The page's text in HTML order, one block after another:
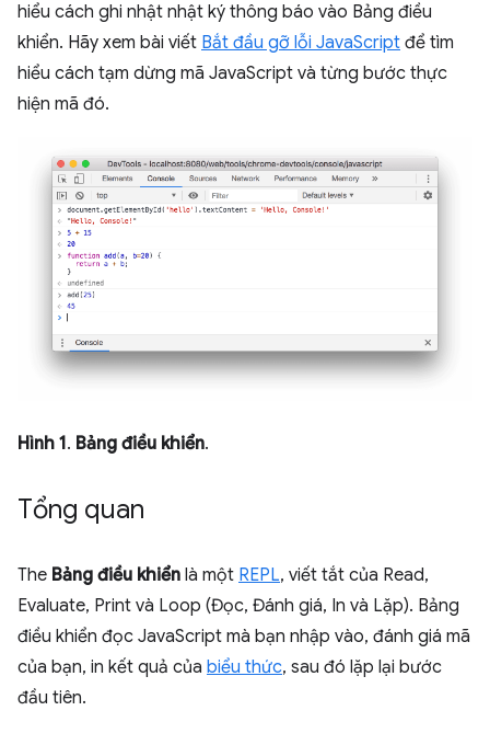
hiểu cách ghi nhật nhật ký thông báo vào Bảng điều
khiển. Hãy xem bài viết Bắt đầu gỡ lỗi JavaScript để tìm
hiểu cách tạm dừng mã JavaScript và từng bước thực
hiện mã đó.
Hình 1. Bảng điều khiển.
Tổng quan
The Bảng điều khiển là một REPL, viết tắt của Read,
Evaluate, Print và Loop (Đọc, Đánh giá, In và Lặp). Bảng
điều khiển đọc JavaScript mà bạn nhập vào, đánh giá mã
của bạn, in kết quả của biểu thức, sau đó lặp lại bước
đầu tiên.